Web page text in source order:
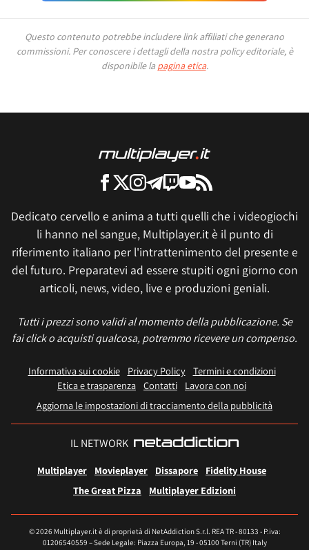
Questo contenuto potrebbe includere link affiliati che generano
commissioni. Per conoscere i dettagli della nostra policy editoriale, è
disponibile la pagina etica.
Dedicato cervello e anima a tutti quelli che i videogiochi
li hanno nel sangue, Multiplayer.it è il punto di
riferimento italiano per l'intrattenimento del presente e
del futuro. Preparatevi ad essere stupiti ogni giorno con
articoli, news, video, live e produzioni geniali.
Tutti i prezzi sono validi al momento della pubblicazione. Se
fai click o acquisti qualcosa, potremmo ricevere un compenso.
Informativa sui cookie Privacy Policy
Termini e condizioni
Etica e trasparenza Contatti
Lavora con noi
Aggiorna le impostazioni di tracciamento della pubblicità
IL NETWORK
Multiplayer Movieplayer Dissapore
Fidelity House
The Great Pizza
Multiplayer Edizioni
© 2026 Multiplayer.it è di proprietà di NetAddiction S.r.l. REA TR - 80133 - P.iva:
01206540559 – Sede Legale: Piazza Europa, 19 - 05100 Terni (TR) Italy